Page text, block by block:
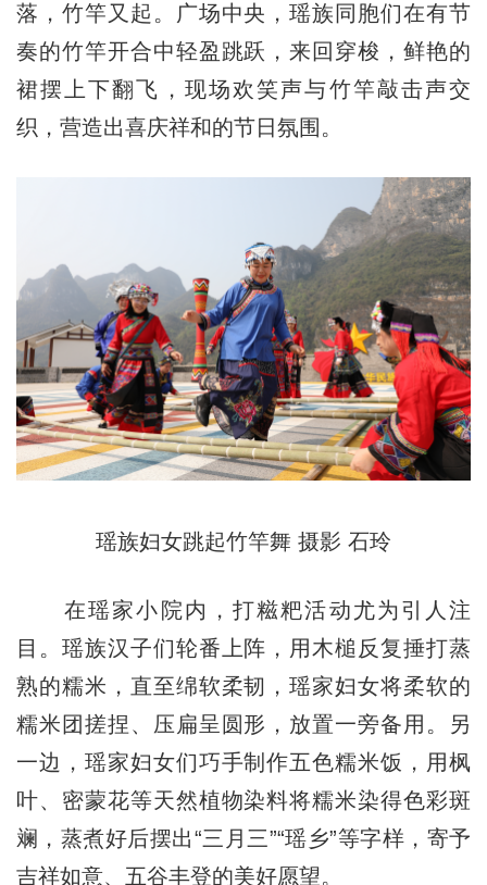
落，竹竿又起。广场中央，瑶族同胞们在有节
奏的竹竿开合中轻盈跳跃，来回穿梭，鲜艳的
裙摆上下翻飞，现场欢笑声与竹竿敲击声交
织，营造出喜庆祥和的节日氛围。
瑶族妇女跳起竹竿舞 摄影 石玲
在瑶家小院内，打糍粑活动尤为引人注
目。瑶族汉子们轮番上阵，用木槌反复捶打蒸
熟的糯米，直至绵软柔韧，瑶家妇女将柔软的
糯米团搓捏、压扁呈圆形，放置一旁备用。另
一边，瑶家妇女们巧手制作五色糯米饭，用枫
叶、密蒙花等天然植物染料将糯米染得色彩斑
斓，蒸煮好后摆出“三月三”“瑶乡”等字样，寄予
吉祥如意、五谷丰登的美好愿望。